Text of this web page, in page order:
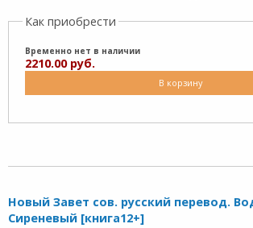
Как приобрести
Временно нет в наличии
2210.00 руб.
В корзину
Новый Завет сов. русский перевод.
Сиреневый [книга12+]